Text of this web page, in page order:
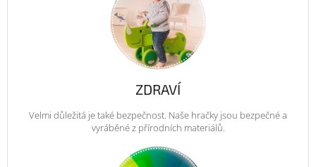
ZDRAVÍ
Velmi důležitá je také bezpečnost. Naše hračky jsou bezpečné a
vyráběné z přírodních materiálů.